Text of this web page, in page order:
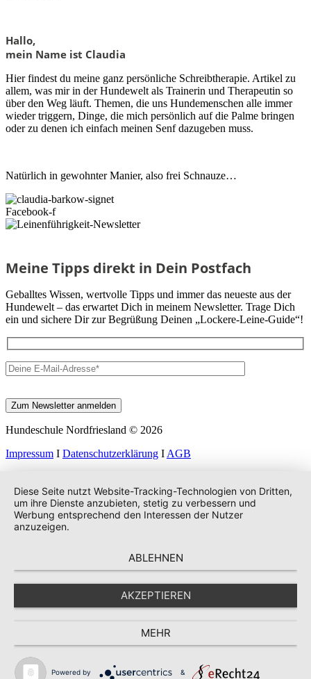
Hallo,
mein Name ist Claudia
Hier findest du meine ganz persönliche Schreibtherapie. Artikel zu
allem, was mir in der Hundewelt als Trainerin und Therapeutin so
über den Weg läuft. Themen, die uns Hundemenschen alle immer
wieder triggern, Dinge, die mich persönlich auf die Palme bringen
oder zu denen ich einfach meinen Senf dazugeben muss.
Natürlich in gewohnter Manier, also frei Schnauze…
Facebook-f
Meine Tipps direkt in Dein Postfach
Geballtes Wissen, wertvolle Tipps und immer das neueste aus der
Hundewelt – das erwartet Dich in meinem Newsletter. Trage Dich
ein und sichere Dir zur Begrüßung Deinen „Lockere-Leine-Guide“!
Hundeschule Nordfriesland © 2026
Impressum I Datenschutzerklärung I AGB
Diese Seite nutzt Website-Tracking-Technologien von Dritten,
um ihre Dienste anzubieten, stetig zu verbessern und
Werbung entsprechend den Interessen der Nutzer
anzuzeigen.
ABLEHNEN
AKZEPTIEREN
MEHR
Powered by &